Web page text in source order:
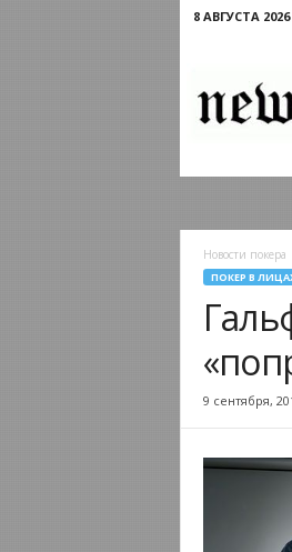
8 АВГУСТА 2026
Новости покера
ПОКЕР В
9 сентября,